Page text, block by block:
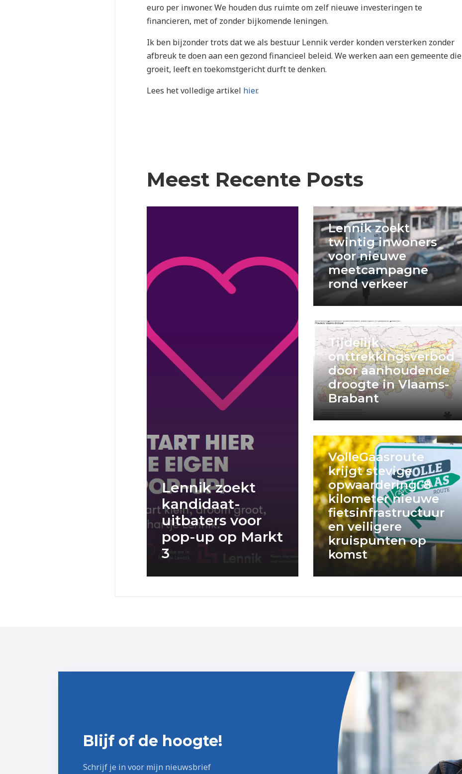
euro per inwoner. We houden dus ruimte om zelf nieuwe investeringen te
financieren, met of zonder bijkomende leningen.
Ik ben bijzonder trots dat we als bestuur Lennik verder konden versterken zonder
afbreuk te doen aan een gezond financieel beleid. We werken aan een gemeente die
groeit, leeft en toekomstgericht durft te denken.
Lees het volledige artikel hier.
Meest Recente Posts
Lennik zoekt
kandidaat-
uitbaters voor
pop-up op Markt
3
Lennik zoekt
twintig inwoners
voor nieuwe
meetcampagne
rond verkeer
Tijdelijk
onttrekkingsverbod
door aanhoudende
droogte in Vlaams-
Brabant
VolleGaasroute
krijgt stevige
opwaardering: 8
kilometer nieuwe
fietsinfrastructuur
en veiligere
kruispunten op
komst
Blijf of de hoogte!
Schrijf je in voor mijn nieuwsbrief